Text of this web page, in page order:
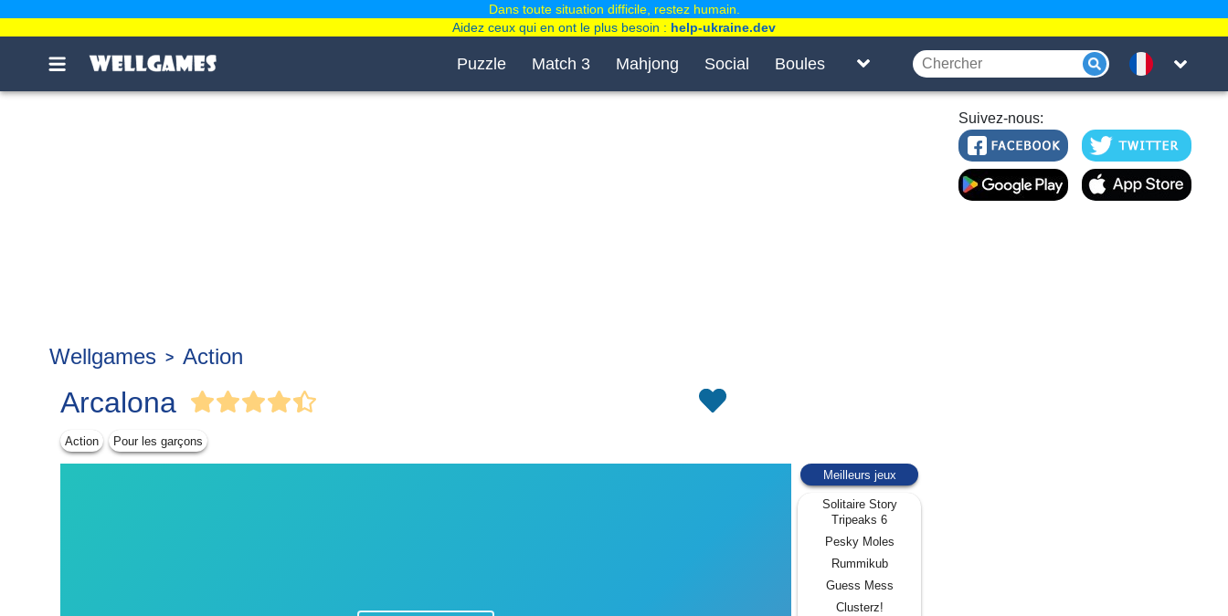
Puzzle Match 3 Mahjong Social Boules
Suivez-nous:
Wellgames Action
Arcalona
Action Pour les garçons
Meilleurs jeux
Solitaire Story
Tripeaks 6
Pesky Moles
Rummikub
Guess Mess
Clusterz!
Dans toute situation difficile, restez humain.
Aidez ceux qui en ont le plus besoin : help-ukraine.dev